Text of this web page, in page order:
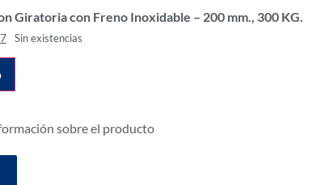
Giratoria con Freno Inoxidable – 200 mm., 300 KG.
Sin existencias
sobre el producto